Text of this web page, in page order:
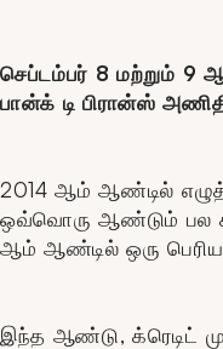
செப்டம்பர் 8 மற்றும் 9
பான்க் டி பிரான்ஸ்
2014 ஆம் ஆண்டில்
ஒவ்வொரு ஆண்டும் பல
ஆம் ஆண்டில் ஒரு பெரிய
இந்த ஆண்டு, க்ரெடிட்